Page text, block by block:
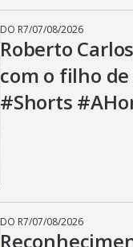
DO R7/07/08/2026
Roberto
com o filho de
#Shorts
DO R7/07/08/2026